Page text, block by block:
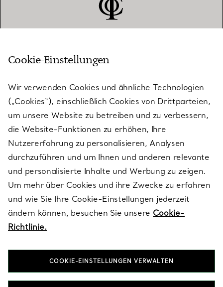
KUNDENSERVICE
SERVICES
ÜBER TIFFANY & CO.
RECHTLICHE HINWEISE
FOLGEN SIE UNS
Cookie-Einstellungen
Wir verwenden Cookies und ähnliche Technologien
(„Cookies“), einschließlich Cookies von Drittparteien,
um unsere Website zu betreiben und zu verbessern,
die Website-Funktionen zu erhöhen, Ihre
Nutzererfahrung zu personalisieren, Analysen
durchzuführen und um Ihnen und anderen relevante
und personalisierte Inhalte und Werbung zu zeigen.
Um mehr über Cookies und ihre Zwecke zu erfahren
und wie Sie Ihre Cookie-Einstellungen jederzeit
ändern können, besuchen Sie unsere Cookie-
Richtlinie.
COOKIE-EINSTELLUNGEN VERWALTEN